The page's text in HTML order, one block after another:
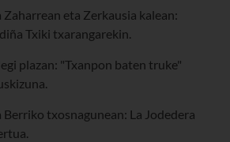
Zaharrean eta Zerkausia kalean:
Txiki txarangarekin.
plazan: "Txanpon baten truke"
Berriko txosnagunean: La Jodedera